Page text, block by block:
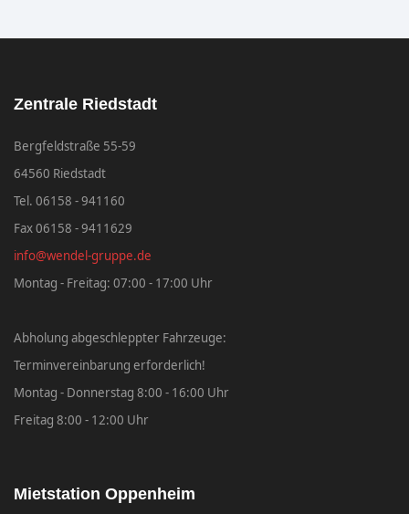
Zentrale Riedstadt
Bergfeldstraße 55-59
64560 Riedstadt
Tel. 06158 - 941160
Fax 06158 - 9411629
info@wendel-gruppe.de
Montag - Freitag: 07:00 - 17:00 Uhr
Abholung abgeschleppter Fahrzeuge:
Terminvereinbarung erforderlich!
Montag - Donnerstag 8:00 - 16:00 Uhr
Freitag 8:00 - 12:00 Uhr
Mietstation Oppenheim